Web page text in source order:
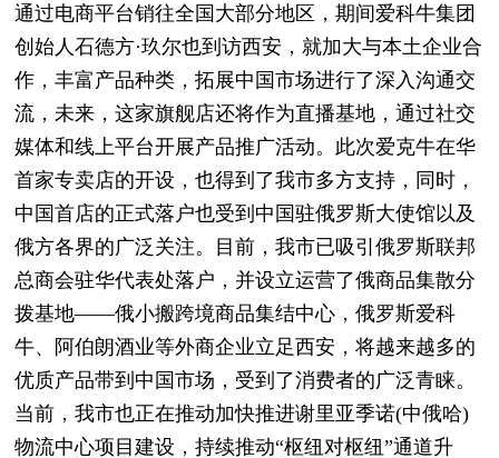
通过电商平台销往全国大部分地区，期间爱科牛集团
创始人石德方·玖尔也到访西安，就加大与本土企业合
作，丰富产品种类，拓展中国市场进行了深入沟通交
流，未来，这家旗舰店还将作为直播基地，通过社交
媒体和线上平台开展产品推广活动。此次爱克牛在华
首家专卖店的开设，也得到了我市多方支持，同时，
中国首店的正式落户也受到中国驻俄罗斯大使馆以及
俄方各界的广泛关注。目前，我市已吸引俄罗斯联邦
总商会驻华代表处落户，并设立运营了俄商品集散分
拨基地——俄小搬跨境商品集结中心，俄罗斯爱科
牛、阿伯朗酒业等外商企业立足西安，将越来越多的
优质产品带到中国市场，受到了消费者的广泛青睐。
当前，我市也正在推动加快推进谢里亚季诺(中俄哈)
物流中心项目建设，持续推动“枢纽对枢纽”通道升